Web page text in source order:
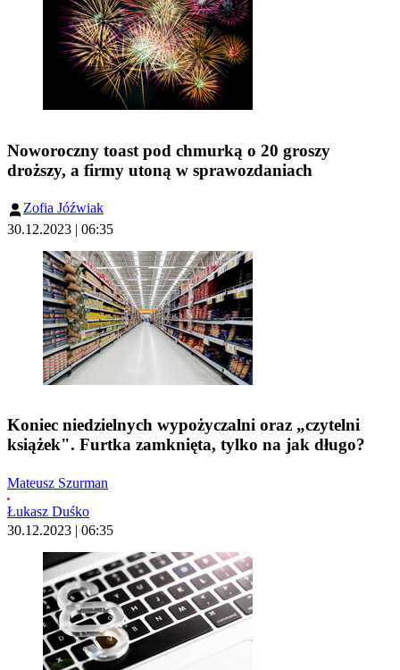
Noworoczny toast pod chmurką o 20 groszy
droższy, a firmy utoną w sprawozdaniach
Zofia Jóźwiak
30.12.2023 | 06:35
Koniec niedzielnych wypożyczalni oraz „czytelni
książek". Furtka zamknięta, tylko na jak długo?
Mateusz Szurman
Łukasz Duśko
30.12.2023 | 06:35